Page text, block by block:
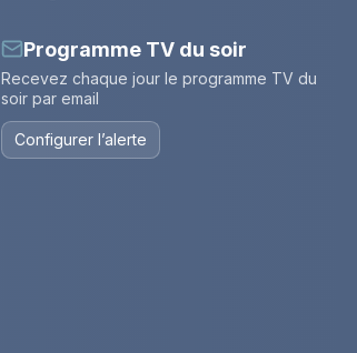
Programme TV du soir
Recevez chaque jour le programme TV du
soir par email
Configurer l’alerte